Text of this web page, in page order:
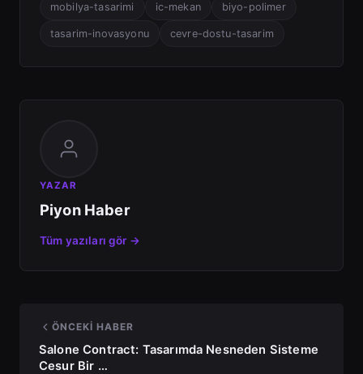
mobilya-tasarimi ic-mekan biyo-polimer
tasarim-inovasyonu cevre-dostu-tasarim
YAZAR
Piyon Haber
Tüm yazıları gör →
ÖNCEKI HABER
Salone Contract: Tasarımda Nesneden Sisteme
Cesur Bir …